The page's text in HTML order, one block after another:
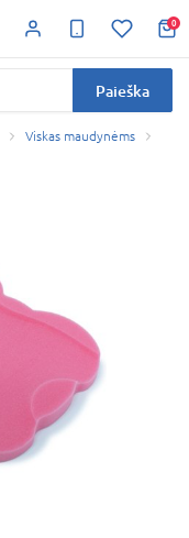
0
Paieška
Viskas maudynėms